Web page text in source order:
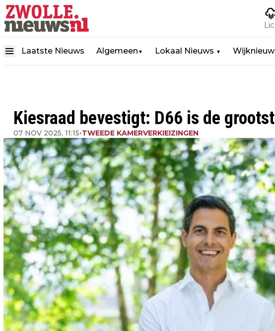
Laatste Nieuws Algemeen ▼ Lokaal Nieuws ▼
Kiesraad bevestigt: D66 is de
07 NOV 2025, 11:15•TWEEDE KAMERVERKIEIZINGEN